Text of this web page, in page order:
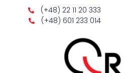
(+48) 22 11 20 333
(+48) 601 233 014